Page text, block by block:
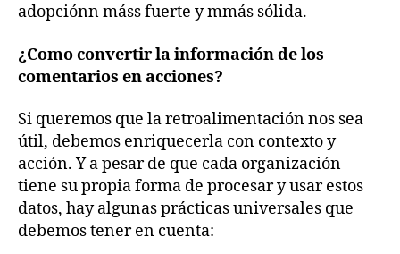
adopciónn máss fuerte y mmás sólida.
¿Como convertir la información de los
comentarios en acciones?
Si queremos que la retroalimentación nos sea
útil, debemos enriquecerla con contexto y
acción. Y a pesar de que cada organización
tiene su propia forma de procesar y usar estos
datos, hay algunas prácticas universales que
debemos tener en cuenta: